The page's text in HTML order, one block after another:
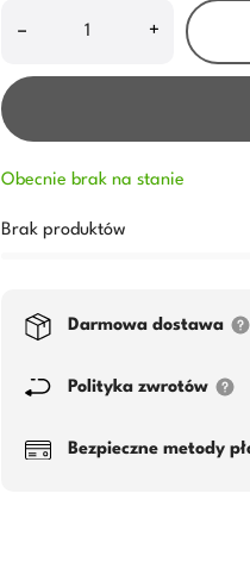
– +
Obecnie brak na stanie
Brak produktów
Darmowa dostawa
Polityka zwrotów
Bezpieczne metody